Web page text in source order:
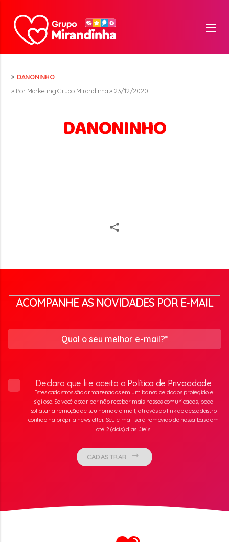
> DANONINHO
» Por Marketing Grupo Mirandinha » 23/12/2020
DANONINHO
ACOMPANHE AS NOVIDADES POR E-MAIL
Declaro que li e aceito a Política de Privacidade
Estes cadastros são armazenados em um banco de dados protegido e
sigiloso. Se você optar por não receber mais nossos comunicados, pode
solicitar a remoção de seu nome e e-mail, através do link de descadastro
contido na própria newsletter. Seu e-mail será removido de nossa base em
até 2 (dois) dias úteis.
CADASTRAR